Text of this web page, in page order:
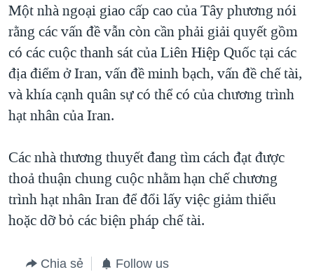
Một nhà ngoại giao cấp cao của Tây phương nói
rằng các vấn đề vẫn còn cần phải giải quyết gồm
có các cuộc thanh sát của Liên Hiệp Quốc tại các
địa điểm ở Iran, vấn đề minh bạch, vấn đề chế tài,
và khía cạnh quân sự có thể có của chương trình
hạt nhân của Iran.
Các nhà thương thuyết đang tìm cách đạt được
thoả thuận chung cuộc nhằm hạn chế chương
trình hạt nhân Iran để đổi lấy việc giảm thiểu
hoặc dỡ bỏ các biện pháp chế tài.
Chia sẻ Follow us